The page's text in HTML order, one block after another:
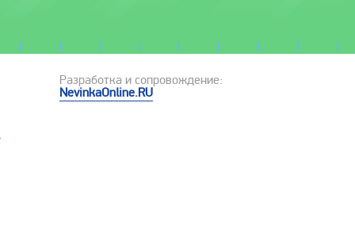
Разработка и сопровождение:
NevinkaOnline.RU